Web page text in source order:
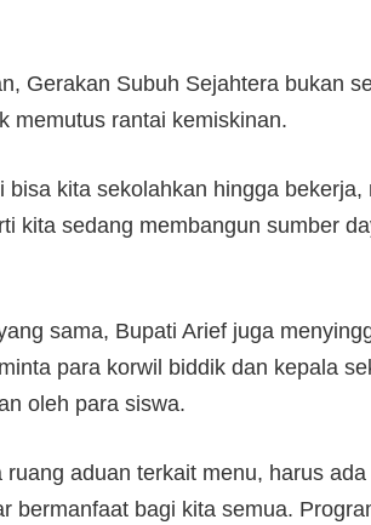
Gerakan Subuh Sejahtera bukan
memutus rantai kemiskinan.
bisa kita sekolahkan hingga
kita sedang membangun sumber
sama, Bupati Arief juga
para korwil biddik dan kepala
oleh para siswa.
ruang aduan terkait menu, harus
bermanfaat bagi kita semua.